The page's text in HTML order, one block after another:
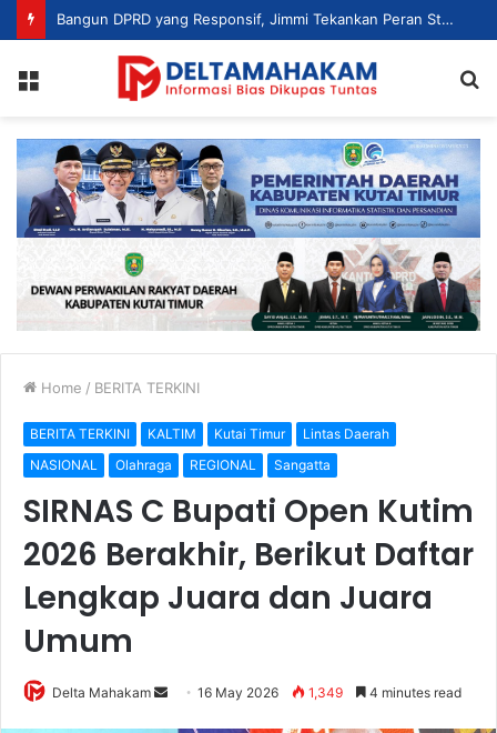
Bangun DPRD yang Responsif, Jimmi Tekankan Peran Strategis Tenaga Ahli dalam Penyusunan Kebijakan
Home / BERITA TERKINI
BERITA TERKINI KALTIM Kutai Timur
Lintas Daerah
NASIONAL
Olahraga REGIONAL Sangatta
SIRNAS C Bupati Open Kutim
2026 Berakhir, Berikut Daftar
Lengkap Juara dan Juara
Umum
Delta Mahakam 16 May 2026 1,349 4 minutes read